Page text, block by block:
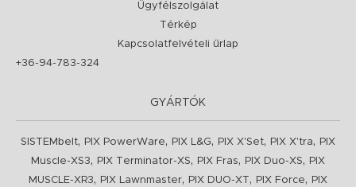
Ügyfélszolgálat
Térkép
Kapcsolatfelvételi űrlap
+36-94-783-324
GYÁRTÓK
SISTEMbelt, PIX PowerWare, PIX L&G, PIX X'Set, PIX X'tra,
PIX
Muscle-XS3, PIX Terminator-XS, PIX Fras, PIX Duo-XS,
PIX
MUSCLE-XR3, PIX Lawnmaster, PIX DUO-XT , PIX Force,
PIX